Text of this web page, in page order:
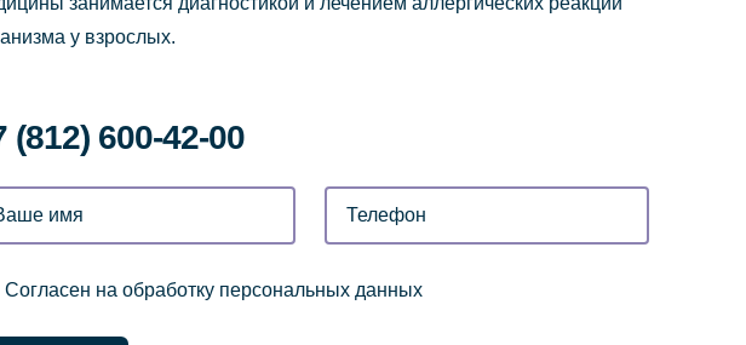
у взрослых.
(812) 600-42-00
Согласен на обработку персональных данных